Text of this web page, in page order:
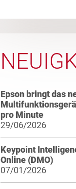
Epson bringt das
pro Minute
29/06/2026
Keypoint
Online (DMO)
07/01/2026